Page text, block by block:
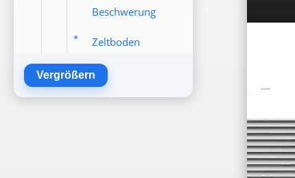
Beschwerung
Zeltboden
Zeltbeheizung
Vergrößern